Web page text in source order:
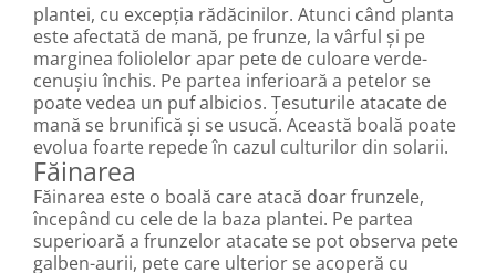
plantei, cu excepția rădăcinilor. Atunci când planta
este afectată de mană, pe frunze, la vârful și pe
marginea foliolelor apar pete de culoare verde-
cenușiu închis. Pe partea inferioară a petelor se
poate vedea un puf albicios. Țesuturile atacate de
mană se brunifică și se usucă. Această boală poate
evolua foarte repede în cazul culturilor din solarii.
Făinarea
Făinarea este o boală care atacă doar frunzele,
începând cu cele de la baza plantei. Pe partea
superioară a frunzelor atacate se pot observa pete
galben-aurii, pete care ulterior se acoperă cu